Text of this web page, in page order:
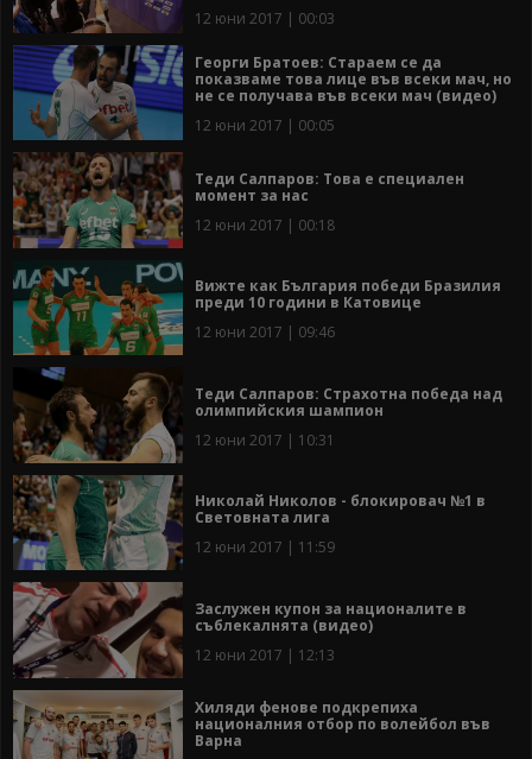
12 юни 2017 | 00:03
Георги Братоев: Стараем се да
показваме това лице във всеки мач, но
не се получава във всеки мач (видео)
12 юни 2017 | 00:05
Теди Салпаров: Това е специален
момент за нас
12 юни 2017 | 00:18
Вижте как България победи Бразилия
преди 10 години в Катовице
12 юни 2017 | 09:46
Теди Салпаров: Страхотна победа над
олимпийския шампион
12 юни 2017 | 10:31
Николай Николов - блокировач №1 в
Световната лига
12 юни 2017 | 11:59
Заслужен купон за националите в
съблекалнята (видео)
12 юни 2017 | 12:13
Хиляди фенове подкрепиха
националния отбор по волейбол във
Варна